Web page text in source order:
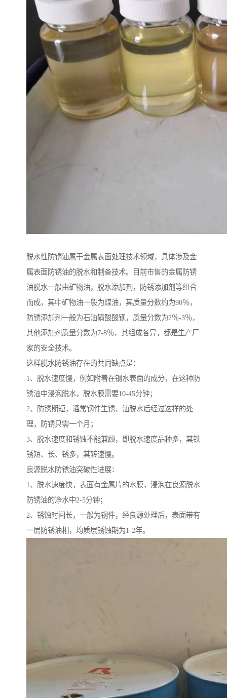
脱水性防锈油属于金属表面处理技术领域，具体涉及金
属表面防锈油的脱水和制备技术。目前市售的金属防锈
油脱水一般由矿物油，脱水添加剂，防锈添加剂等组合
而成，其中矿物油一般为煤油，其质量分数约为90％，
防锈添加剂一般为石油磺酸酸钡，质量分数为2％-3％，
其他添加剂质量分数为7-8％，其组成各异，都是生产厂
家的安全技术。
这样脱水防锈油存在的共同缺点是：
1、脱水速度慢，例如附着在钢水表面的成分，在这种防
锈油中浸泡脱水，脱水膜需要10-45分钟；
2、防锈期短，通常钢件生锈、油脱水后经过这样的处
理，防锈只需一个月；
3、脱水速度和锈蚀不能兼顾，即脱水速度品种多，其铁
锈短、长、锈多，其转速慢。
良源脱水防锈油突破性进展：
1、脱水速度快，表面有金属片的水膜，浸泡在良源脱水
防锈油的净水中2-5分钟；
2、锈蚀时间长，一般为钢件，经良源处理后，表面带有
一层防锈油相，均质层锈蚀期为1-2年。